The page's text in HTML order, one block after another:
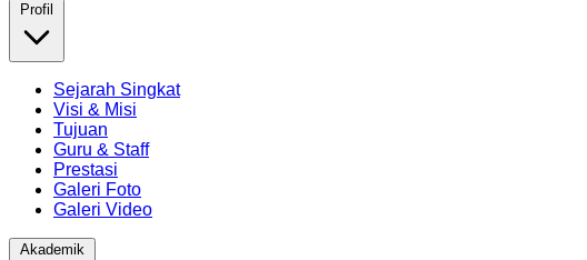
Sejarah Singkat
Visi & Misi
Tujuan
Guru & Staff
Prestasi
Galeri Foto
Galeri Video